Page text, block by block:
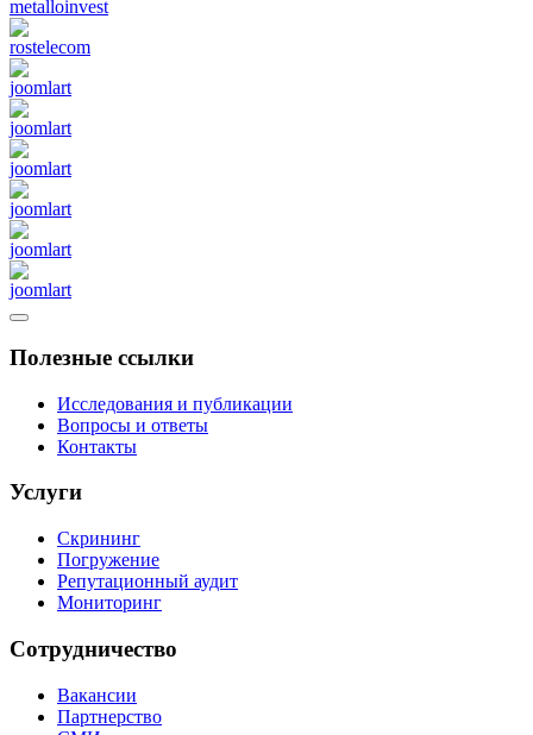
Полезные ссылки
Исследования и публикации
Вопросы и ответы
Контакты
Услуги
Скрининг
Погружение
Репутационный аудит
Мониторинг
Сотрудничество
Вакансии
Партнерство